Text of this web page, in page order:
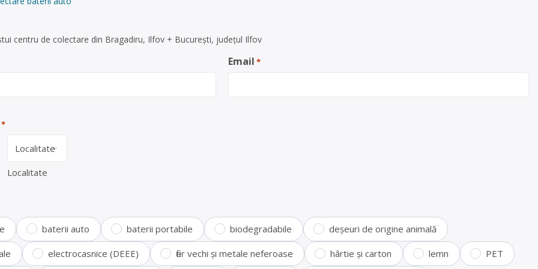
centru de colectare din Bragadiru, Ilfov + București, județul Ilfov
Email *
*
Localitate
baterii auto baterii portabile biodegradabile deșeuri de origine animală
electrocasnice (DEEE) fier vechi și metale neferoase hârtie și carton lemn PET